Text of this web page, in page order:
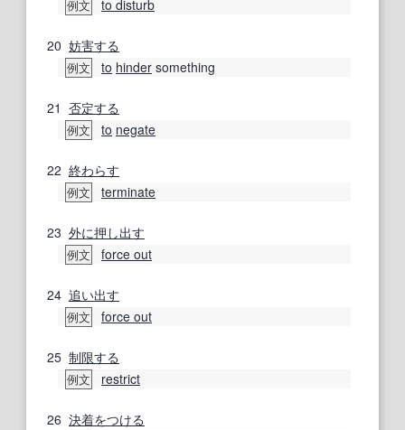
例文 to disturb
20 妨害する
例文 to hinder something
21 否定する
例文 to negate
22 終わらす
例文 terminate
23 外に押し出す
例文 force out
24 追い出す
例文 force out
25 制限する
例文 restrict
26 決着をつける